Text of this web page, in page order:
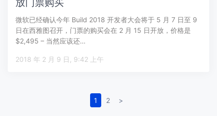
放门票购买
微软已经确认今年 Build 2018 开发者大会将于 5 月 7 日至 9
日在西雅图召开，门票的购买会在 2 月 15 日开放，价格是
$2,495 – 当然应该还…
2018 年 2 月 9 日, 9:42 上午
1 2 >